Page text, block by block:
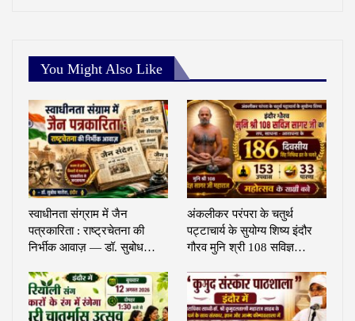
You Might Also Like
स्वाधीनता संग्राम में जैन
पत्रकारिता : राष्ट्रचेतना की
निर्भीक आवाज़ — डॉ. सुबोध…
अंकलीकर परंपरा के चतुर्थ
पट्टाचार्य के सुयोग्य शिष्य इंदौर
गौरव मुनि श्री 108 सविज्ञ…